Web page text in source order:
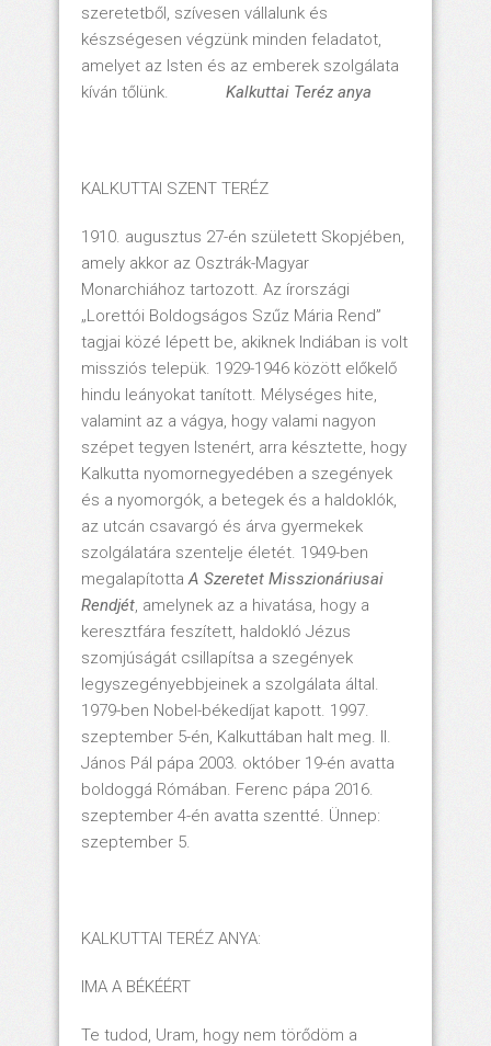
szeretetből, szívesen vállalunk és
készségesen végzünk minden feladatot,
amelyet az Isten és az emberek szolgálata
kíván tőlünk. Kalkuttai Teréz anya
KALKUTTAI SZENT TERÉZ
1910. augusztus 27-én született Skopjében,
amely akkor az Osztrák-Magyar
Monarchiához tartozott. Az írországi
„Lorettói Boldogságos Szűz Mária Rend”
tagjai közé lépett be, akiknek Indiában is volt
missziós telepük. 1929-1946 között előkelő
hindu leányokat tanított. Mélységes hite,
valamint az a vágya, hogy valami nagyon
szépet tegyen Istenért, arra késztette, hogy
Kalkutta nyomornegyedében a szegények
és a nyomorgók, a betegek és a haldoklók,
az utcán csavargó és árva gyermekek
szolgálatára szentelje életét. 1949-ben
megalapítottaA Szeretet Misszionáriusai
Rendjét, amelynek az a hivatása, hogy a
keresztfára feszített, haldokló Jézus
szomjúságát csillapítsa a szegények
legyszegényebbjeinek a szolgálata által.
1979-ben Nobel-békedíjat kapott. 1997.
szeptember 5-én, Kalkuttában halt meg. II.
János Pál pápa 2003. október 19-én avatta
boldoggá Rómában. Ferenc pápa 2016.
szeptember 4-én avatta szentté. Ünnep:
szeptember 5.
KALKUTTAI TERÉZ ANYA:
IMA A BÉKÉÉRT
Te tudod, Uram, hogy nem törődöm a